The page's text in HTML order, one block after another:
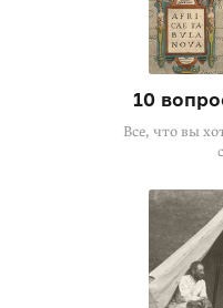
10
Все, что вы